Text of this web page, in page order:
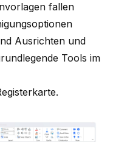
fallen
Ausrichten und
Tools im